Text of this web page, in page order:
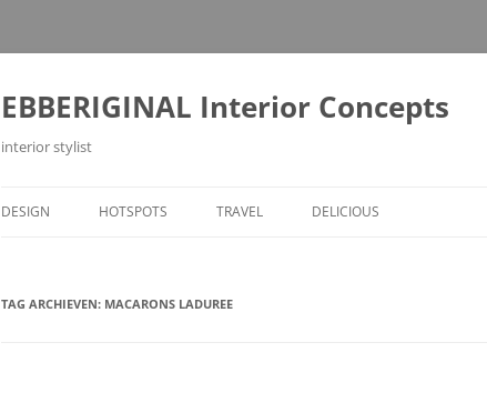
Ga
de
inhoud
EBBERIGINAL Interior Concepts
interior stylist
DESIGN HOTSPOTS TRAVEL DELICIOUS
TAG ARCHIEVEN: MACARONS LADUREE